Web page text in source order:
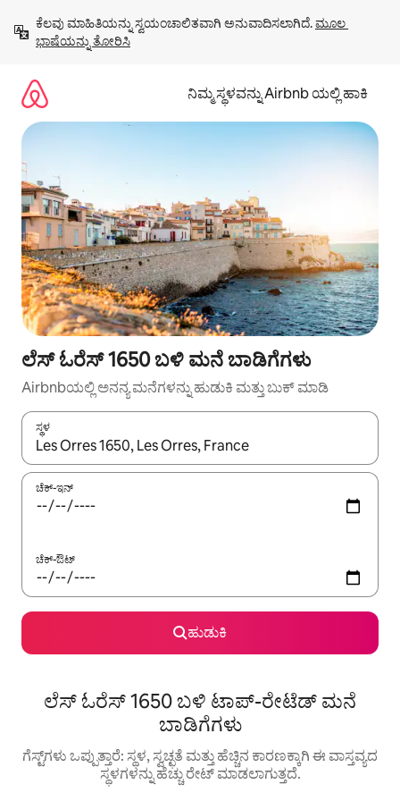
ಹೋಗಿ
ಕೆಲವು ಮಾಹಿತಿಯನ್ನು ಸ್ವಯಂಚಾಲಿತವಾಗಿ ಅನುವಾದಿಸಲಾಗಿದೆ. ಮೂಲ
ಭಾಷೆಯನ್ನು ತೋರಿಸಿ
ನಿಮ್ಮ ಸ್ಥಳವನ್ನು Airbnb ಯಲ್ಲಿ ಹಾಕಿ
ಲೆಸ್ ಓರೆಸ್ 1650 ಬಳಿ ಮನೆ ಬಾಡಿಗೆಗಳು
Airbnbಯಲ್ಲಿ ಅನನ್ಯ ಮನೆಗಳನ್ನು ಹುಡುಕಿ ಮತ್ತು ಬುಕ್ ಮಾಡಿ
ಸ್ಥಳ
ಫಲಿತಾಂಶಗಳು ಲಭ್ಯವಿರುವಾಗ, ಅಪ್ ಮತ್ತು ಡೌನ್ ಬಾಣದ ಕೀಲಿಗಳೊಂದಿಗೆ
ಚೆಕ್-ಇನ್
ಚೆಕ್-ಔಟ್
ಹುಡುಕಿ
ಲೆಸ್ ಓರೆಸ್ 1650 ಬಳಿ ಟಾಪ್-ರೇಟೆಡ್ ಮನೆ
ಬಾಡಿಗೆಗಳು
ಗೆಸ್ಟ್‌ಗಳು ಒಪ್ಪುತ್ತಾರೆ: ಸ್ಥಳ, ಸ್ವಚ್ಛತೆ ಮತ್ತು ಹೆಚ್ಚಿನ ಕಾರಣಕ್ಕಾಗಿ ಈ ವಾಸ್ತವ್ಯದ
ಸ್ಥಳಗಳನ್ನು ಹೆಚ್ಚು ರೇಟ್ ಮಾಡಲಾಗುತ್ತದೆ.